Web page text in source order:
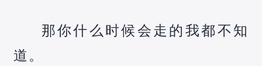
那你什么时候会走的我都不知
道。